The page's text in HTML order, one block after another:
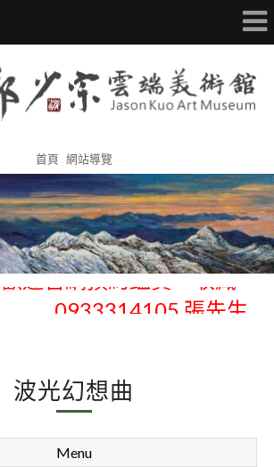
首頁 網站導覽
歡迎官網預約鑑賞、收藏 -
0933314105 張先生
波光幻想曲
Menu